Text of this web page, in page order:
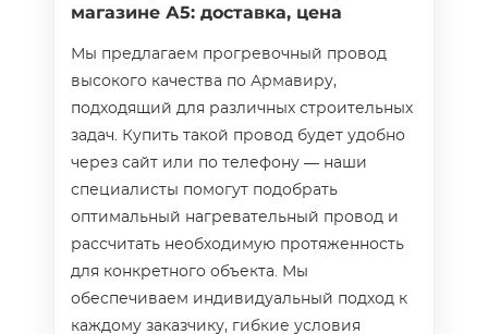
магазине А5: доставка, цена
Мы предлагаем прогревочный провод
высокого качества по Армавиру,
подходящий для различных строительных
задач. Купить такой провод будет удобно
через сайт или по телефону — наши
специалисты помогут подобрать
оптимальный нагревательный провод и
рассчитать необходимую протяженность
для конкретного объекта. Мы
обеспечиваем индивидуальный подход к
каждому заказчику, гибкие условия